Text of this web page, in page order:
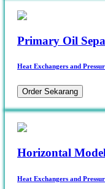
Primary Oil
Heat Exchangers and
Order Sekarang
Horizontal
Heat Exchangers and